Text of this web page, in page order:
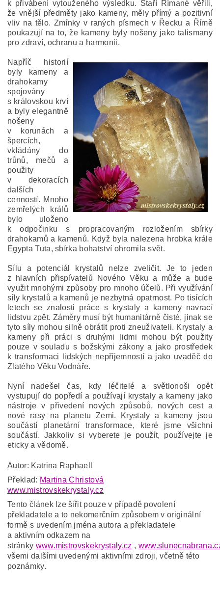
k přivábení vytouženého výsledku. Staří Římané věřili,
že vnější předměty jako kameny, měly přímý a pozitivní
vliv na tělo. Zmínky v raných písmech v Řecku a Římě
poukazují na to, že kameny byly nošeny jako talismany
pro zdraví, ochranu a harmonii.
Napříč historií
byly kameny a
drahokamy
spojovány
s královskou krví
a byly elegantně
nošeny
v korunách a
špercích,
vkládány do
trůnů, mečů a
použity
v dekoracích
dalších
cenností. Mnoho
zemřelých králů
bylo uloženo
k odpočinku s propracovaným rozložením sbírky
drahokamů a kamenů. Když byla nalezena hrobka krále
Egypta Tuta, sbírka bohatství ohromila svět.
Sílu a potenciál krystalů nelze zveličit. Je to jeden
z hlavních přispívatelů Nového Věku a může a bude
využit mnohými způsoby pro mnoho účelů. Při využívání
síly krystalů a kamenů je nezbytná opatrnost. Po tisících
letech se znalosti práce s krystaly a kameny navrací
lidstvu zpět. Záměry musí být humanitárně čisté, jinak se
tyto síly mohou silně obrátit proti zneuživateli. Krystaly a
kameny při práci s druhými lidmi mohou být použity
pouze v souladu s božskými zákony a jako prostředek
k transformaci lidských nepříjemností a jako uvaděč do
Zlatého Věku Vodnáře.
Nyní nadešel čas, kdy léčitelé a světlonoši opět
vystupují do popředí a používají krystaly a kameny jako
nástroje v přivedení nových způsobů, nových cest a
nové rasy na planetu Zemi. Krystaly a kameny jsou
součástí planetární transformace, které jsme všichni
součástí. Jakkoliv si vyberete je použít, používejte je
eticky a vědomě.
Autor: Katrina Raphaell
Překlad: Martina Christová
www.mistrovskekrystaly.cz
Tento článek lze šířit pouze v případě povolení
překladatele a to nekomerčním způsobem v originální
formě s uvedením jména autora a překladatele
a aktivním odkazem na
stránky www.mistrovskekrystaly.cz ,
všemi dalšími uvedenými aktivními zdroji, včetně této
poznámky.